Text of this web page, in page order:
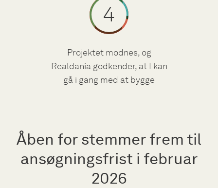
Projektet modnes, og
Realdania godkender, at I kan
gå i gang med at bygge
Åben for stemmer frem til
ansøgningsfrist i februar
2026